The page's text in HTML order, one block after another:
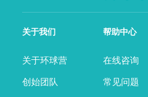
关于我们
关于环球营
创始团队
帮助中心
在线咨询
常见问题